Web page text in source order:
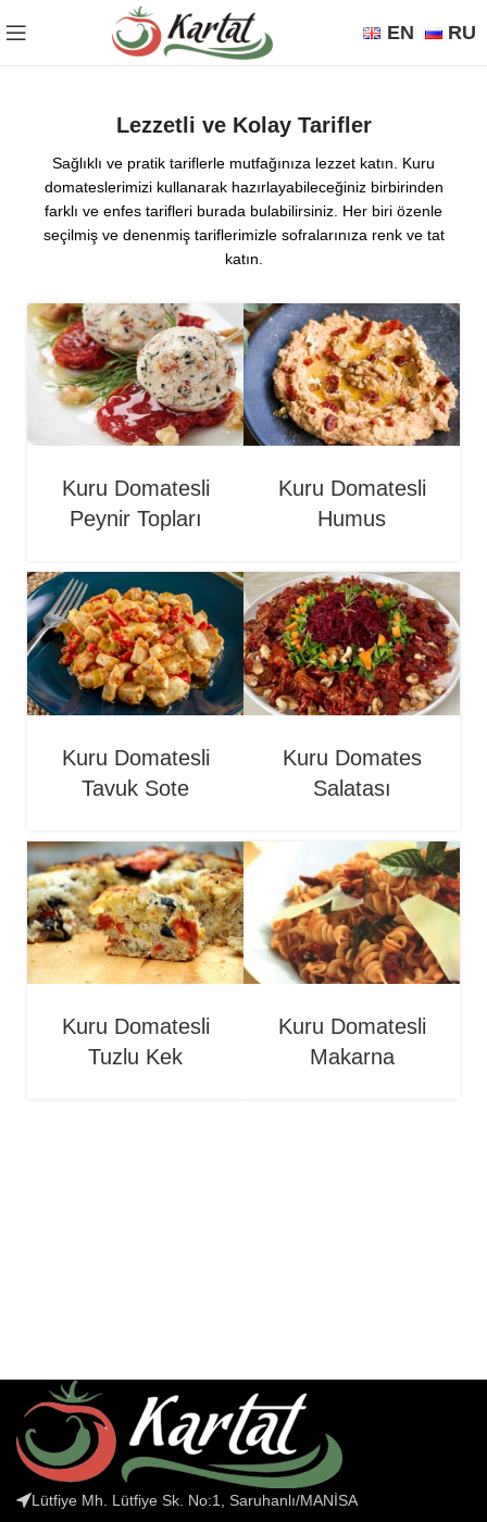
EN RU
Lezzetli ve Kolay Tarifler
Sağlıklı ve pratik tariflerle mutfağınıza lezzet katın. Kuru
domateslerimizi kullanarak hazırlayabileceğiniz birbirinden
farklı ve enfes tarifleri burada bulabilirsiniz. Her biri özenle
seçilmiş ve denenmiş tariflerimizle sofralarınıza renk ve tat
katın.
Kuru Domatesli
Peynir Topları
Kuru Domatesli
Humus
Kuru Domatesli
Tavuk Sote
Kuru Domates
Salatası
Kuru Domatesli
Tuzlu Kek
Kuru Domatesli
Makarna
Lütfiye Mh. Lütfiye Sk. No:1, Saruhanlı/MANİSA